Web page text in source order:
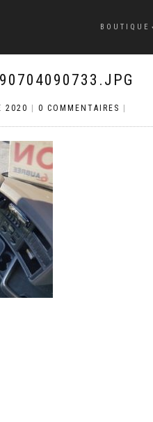
BOUTIQUE
2020 0 COMMENTAIRES